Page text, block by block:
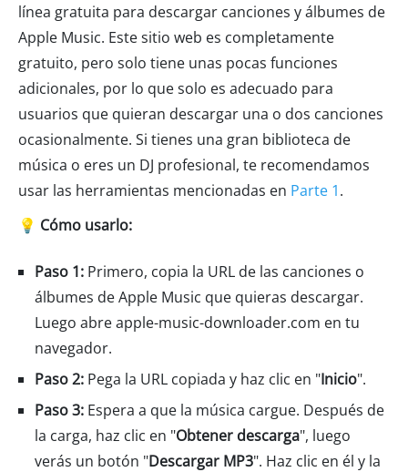
línea gratuita para descargar canciones y álbumes de
Apple Music. Este sitio web es completamente
gratuito, pero solo tiene unas pocas funciones
adicionales, por lo que solo es adecuado para
usuarios que quieran descargar una o dos canciones
ocasionalmente. Si tienes una gran biblioteca de
música o eres un DJ profesional, te recomendamos
usar las herramientas mencionadas en Parte 1.
💡 Cómo usarlo:
Paso 1: Primero, copia la URL de las canciones o
álbumes de Apple Music que quieras descargar.
Luego abre apple-music-downloader.com en tu
navegador.
Paso 2: Pega la URL copiada y haz clic en "Inicio".
Paso 3: Espera a que la música cargue. Después de
la carga, haz clic en "Obtener descarga", luego
verás un botón "Descargar MP3". Haz clic en él y la